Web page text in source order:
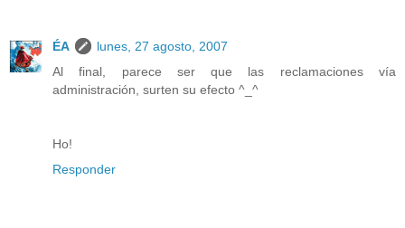
ÉA
lunes, 27 agosto, 2007
Al final, parece ser que las reclamaciones vía
administración, surten su efecto ^_^
Ho!
Responder